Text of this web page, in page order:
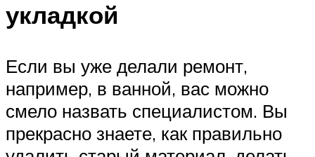
укладкой
Если вы уже делали ремонт,
например, в ванной, вас можно
смело назвать специалистом. Вы
прекрасно знаете, как правильно